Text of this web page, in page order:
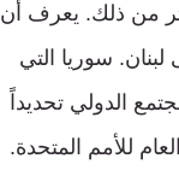
من ذلك. يعرف أن
لبنان. سوريا التي
الدولي تحديداً
للأمم المتحدة.